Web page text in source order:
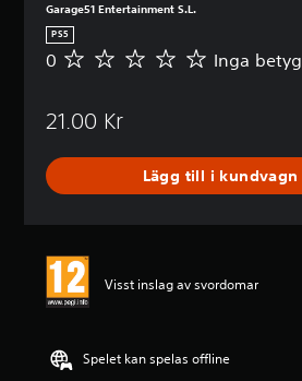
Garage51 Entertainment S.L.
PS5
I
a
e
t
0 Inga betyg
21.00 Kr
Lägg till i kundvagn
Visst inslag av svordomar
Spelet kan spelas offline